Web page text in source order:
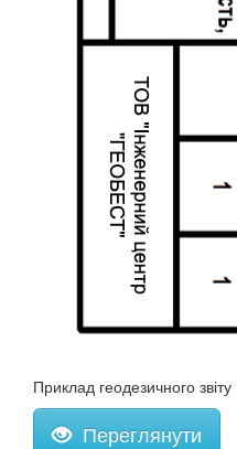
Приклад геодезичного звіту
Переглянути